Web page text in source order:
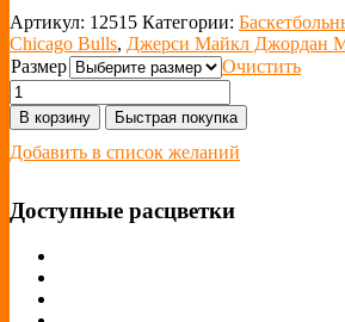
Артикул: 12515 Категории:
Chicago Bulls, Джерси Майкл Джордан
Размер
Очистить
В корзину Быстрая покупка
Добавить в список желаний
Доступные расцветки